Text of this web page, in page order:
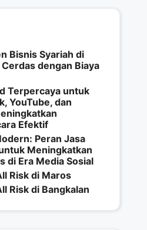
Bisnis Syariah di
dengan Biaya
Terpercaya untuk
YouTube, dan
Efektif
Peran Jasa
Meningkatkan
di Era Media Sosial
Risk di Maros
Risk di Bangkalan